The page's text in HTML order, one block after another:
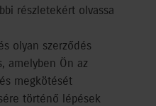
részletekért olvassa
olyan szerződés
amelyben Ön az
megkötését
történő lépések